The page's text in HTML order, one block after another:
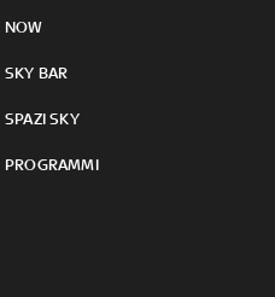
NOW
SKY BAR
SPAZI SKY
PROGRAMMI